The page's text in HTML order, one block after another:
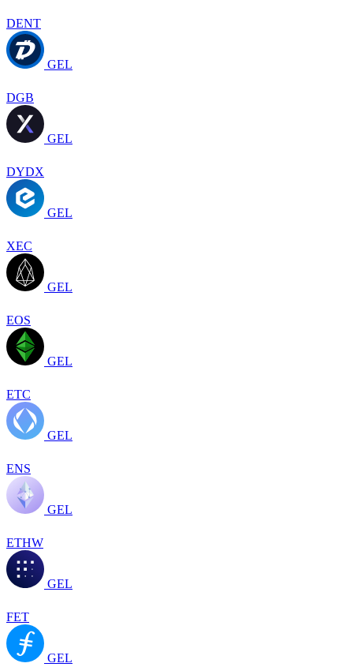
DENT
GEL
DGB
GEL
DYDX
GEL
XEC
GEL
EOS
GEL
ETC
GEL
ENS
GEL
ETHW
GEL
FET
GEL